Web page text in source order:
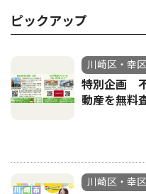
ピックアップ
川崎区・幸区
特別企画
動産を無料
川崎区・幸区